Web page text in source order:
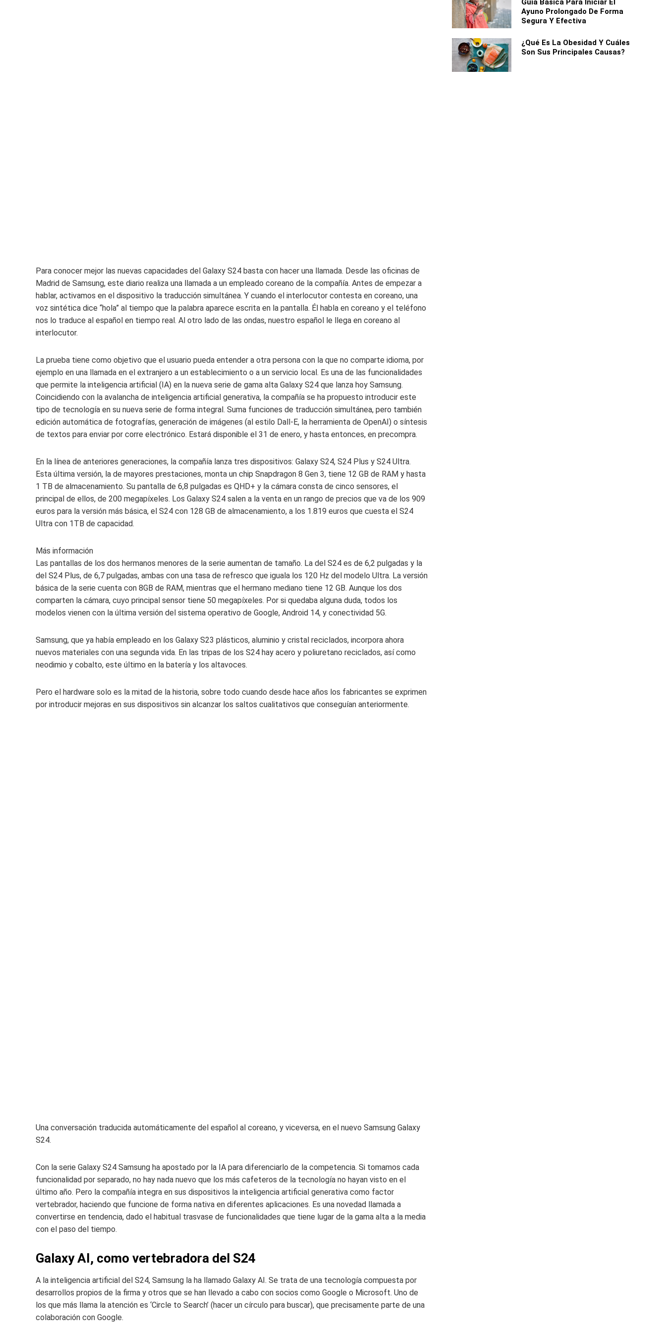
Para conocer mejor las nuevas capacidades del Galaxy S24 basta con hacer una llamada. Desde las oficinas de
Madrid de Samsung, este diario realiza una llamada a un empleado coreano de la compañía. Antes de empezar a
hablar, activamos en el dispositivo la traducción simultánea. Y cuando el interlocutor contesta en coreano, una
voz sintética dice “hola” al tiempo que la palabra aparece escrita en la pantalla. Él habla en coreano y el teléfono
nos lo traduce al español en tiempo real. Al otro lado de las ondas, nuestro español le llega en coreano al
interlocutor.
La prueba tiene como objetivo que el usuario pueda entender a otra persona con la que no comparte idioma, por
ejemplo en una llamada en el extranjero a un establecimiento o a un servicio local. Es una de las funcionalidades
que permite la inteligencia artificial (IA) en la nueva serie de gama alta Galaxy S24 que lanza hoy Samsung.
Coincidiendo con la avalancha de inteligencia artificial generativa, la compañía se ha propuesto introducir este
tipo de tecnología en su nueva serie de forma integral. Suma funciones de traducción simultánea, pero también
edición automática de fotografías, generación de imágenes (al estilo Dall-E, la herramienta de OpenAI) o síntesis
de textos para enviar por corre electrónico. Estará disponible el 31 de enero, y hasta entonces, en precompra.
En la línea de anteriores generaciones, la compañía lanza tres dispositivos: Galaxy S24, S24 Plus y S24 Ultra.
Esta última versión, la de mayores prestaciones, monta un chip Snapdragon 8 Gen 3, tiene 12 GB de RAM y hasta
1 TB de almacenamiento. Su pantalla de 6,8 pulgadas es QHD+ y la cámara consta de cinco sensores, el
principal de ellos, de 200 megapíxeles. Los Galaxy S24 salen a la venta en un rango de precios que va de los 909
euros para la versión más básica, el S24 con 128 GB de almacenamiento, a los 1.819 euros que cuesta el S24
Ultra con 1TB de capacidad.
Más información
Las pantallas de los dos hermanos menores de la serie aumentan de tamaño. La del S24 es de 6,2 pulgadas y la
del S24 Plus, de 6,7 pulgadas, ambas con una tasa de refresco que iguala los 120 Hz del modelo Ultra. La versión
básica de la serie cuenta con 8GB de RAM, mientras que el hermano mediano tiene 12 GB. Aunque los dos
comparten la cámara, cuyo principal sensor tiene 50 megapíxeles. Por si quedaba alguna duda, todos los
modelos vienen con la última versión del sistema operativo de Google, Android 14, y conectividad 5G.
Samsung, que ya había empleado en los Galaxy S23 plásticos, aluminio y cristal reciclados, incorpora ahora
nuevos materiales con una segunda vida. En las tripas de los S24 hay acero y poliuretano reciclados, así como
neodimio y cobalto, este último en la batería y los altavoces.
Pero el hardware solo es la mitad de la historia, sobre todo cuando desde hace años los fabricantes se exprimen
por introducir mejoras en sus dispositivos sin alcanzar los saltos cualitativos que conseguían anteriormente.
Una conversación traducida automáticamente del español al coreano, y viceversa, en el nuevo Samsung Galaxy
S24.
Con la serie Galaxy S24 Samsung ha apostado por la IA para diferenciarlo de la competencia. Si tomamos cada
funcionalidad por separado, no hay nada nuevo que los más cafeteros de la tecnología no hayan visto en el
último año. Pero la compañía integra en sus dispositivos la inteligencia artificial generativa como factor
vertebrador, haciendo que funcione de forma nativa en diferentes aplicaciones. Es una novedad llamada a
convertirse en tendencia, dado el habitual trasvase de funcionalidades que tiene lugar de la gama alta a la media
con el paso del tiempo.
Galaxy AI, como vertebradora del S24
A la inteligencia artificial del S24, Samsung la ha llamado Galaxy AI. Se trata de una tecnología compuesta por
desarrollos propios de la firma y otros que se han llevado a cabo con socios como Google o Microsoft. Uno de
los que más llama la atención es ‘Circle to Search’ (hacer un círculo para buscar), que precisamente parte de una
colaboración con Google.
Guía Básica Para Iniciar El
Ayuno Prolongado De Forma
Segura Y Efectiva
¿Qué Es La Obesidad Y Cuáles
Son Sus Principales Causas?